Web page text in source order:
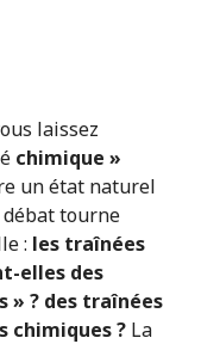
laissez
chimique »
un état naturel
tourne
: les traînées
elles des
» ? des traînées
chimiques ? La